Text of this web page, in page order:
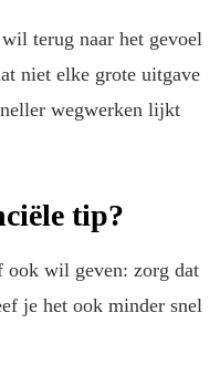
terug naar het gevoel
niet elke grote uitgave
wegwerken lijkt
tip?
ook wil geven: zorg dat
je het ook minder snel